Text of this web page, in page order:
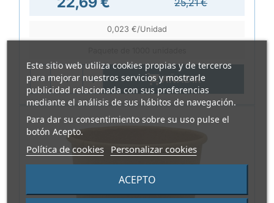
Este sitio web utiliza cookies propias y de terceros
para mejorar nuestros servicios y mostrarle
publicidad relacionada con sus preferencias
mediante el análisis de sus hábitos de navegación.
Para dar su consentimiento sobre su uso pulse el
botón Acepto.
Política de cookies Personalizar cookies
ACEPTO
0,023 €/Unidad
AÑADIR